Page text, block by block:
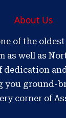
About Us
of the
as well as
dedication
you ground-
corner of